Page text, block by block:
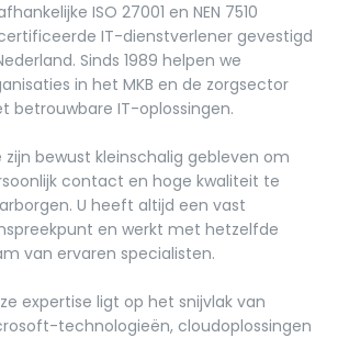
ISO 27001 en NEN 7510
IT-dienstverlener gevestigd
Sinds 1989 helpen we
in het MKB en de zorgsector
betrouwbare IT-oplossingen.
zijn bewust kleinschalig gebleven om
contact en hoge kwaliteit te
U heeft altijd een vast
en werkt met hetzelfde
van ervaren specialisten.
expertise ligt op het snijvlak van
technologieën, cloudoplossingen